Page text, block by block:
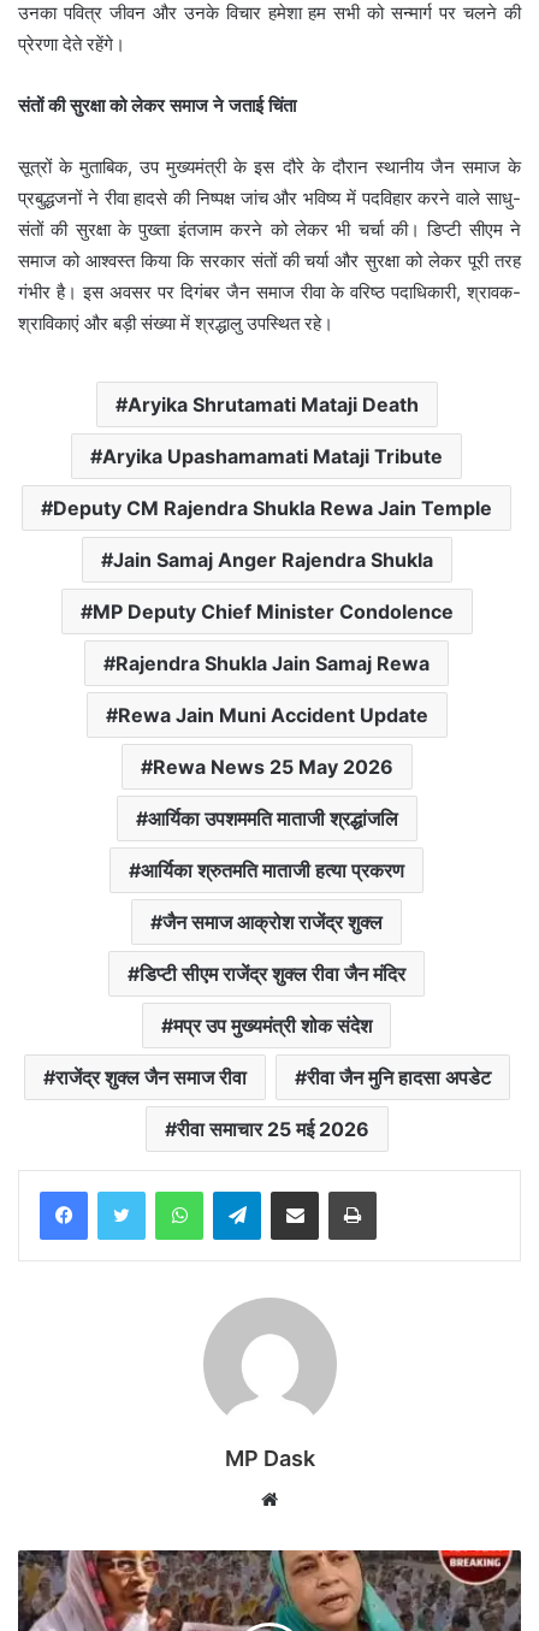
उनका पवित्र जीवन और उनके विचार हमेशा हम सभी को सन्मार्ग पर चलने की
प्रेरणा देते रहेंगे।
संतों की सुरक्षा को लेकर समाज ने जताई चिंता
सूत्रों के मुताबिक, उप मुख्यमंत्री के इस दौरे के दौरान स्थानीय जैन समाज के
प्रबुद्धजनों ने रीवा हादसे की निष्पक्ष जांच और भविष्य में पदविहार करने वाले साधु-
संतों की सुरक्षा के पुख्ता इंतजाम करने को लेकर भी चर्चा की। डिप्टी सीएम ने
समाज को आश्वस्त किया कि सरकार संतों की चर्या और सुरक्षा को लेकर पूरी तरह
गंभीर है। इस अवसर पर दिगंबर जैन समाज रीवा के वरिष्ठ पदाधिकारी, श्रावक-
श्राविकाएं और बड़ी संख्या में श्रद्धालु उपस्थित रहे।
Aryika Shrutamati Mataji Death
Aryika Upashamamati Mataji Tribute
Deputy CM Rajendra Shukla Rewa Jain Temple
Jain Samaj Anger Rajendra Shukla
MP Deputy Chief Minister Condolence
Rajendra Shukla Jain Samaj Rewa
Rewa Jain Muni Accident Update
Rewa News 25 May 2026
आर्यिका उपशममति माताजी श्रद्धांजलि
आर्यिका श्रुतमति माताजी हत्या प्रकरण
जैन समाज आक्रोश राजेंद्र शुक्ल
डिप्टी सीएम राजेंद्र शुक्ल रीवा जैन मंदिर
मप्र उप मुख्यमंत्री शोक संदेश
राजेंद्र शुक्ल जैन समाज रीवा रीवा जैन मुनि हादसा अपडेट
रीवा समाचार 25 मई 2026
WhatsAppTelegramShare via Email Print
MP Dask
Website